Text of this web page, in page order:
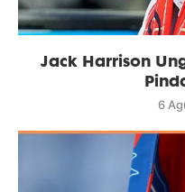
Jack Harrison
6